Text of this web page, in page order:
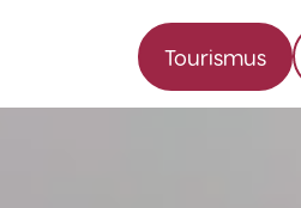
Tourismus